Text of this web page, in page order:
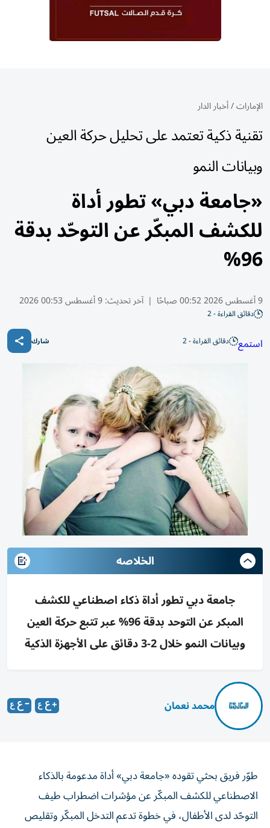
الإمارات/أخبار الدار
تقنية ذكية تعتمد على تحليل حركة العين
وبيانات النمو
«جامعة دبي» تطور أداة
للكشف المبكّر عن التوحّد بدقة
96%
9 أغسطس 2026 00:52 صباحًا | آخر تحديث:9 أغسطس 00:53 2026
دقائق القراءة - 2
استمع دقائق القراءة - 2 شارك
الخلاصه
جامعة دبي تطور أداة ذكاء اصطناعي للكشف
المبكر عن التوحد بدقة 96% عبر تتبع حركة العين
وبيانات النمو خلال 2-3 دقائق على الأجهزة الذكية
محمد نعمان
طوّر فريق بحثي تقوده «جامعة دبي» أداة مدعومة بالذكاء
الاصطناعي للكشف المبكّر عن مؤشرات اضطراب طيف
التوحّد لدى الأطفال، في خطوة تدعم التدخل المبكّر وتقليص
أوقات انتظار التشخيص، عبر تقنية تعتمد على تحليل حركة